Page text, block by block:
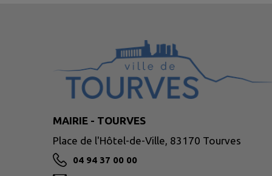
MAIRIE - TOURVES
Place de l'Hôtel-de-Ville, 83170 Tourves
04 94 37 00 00